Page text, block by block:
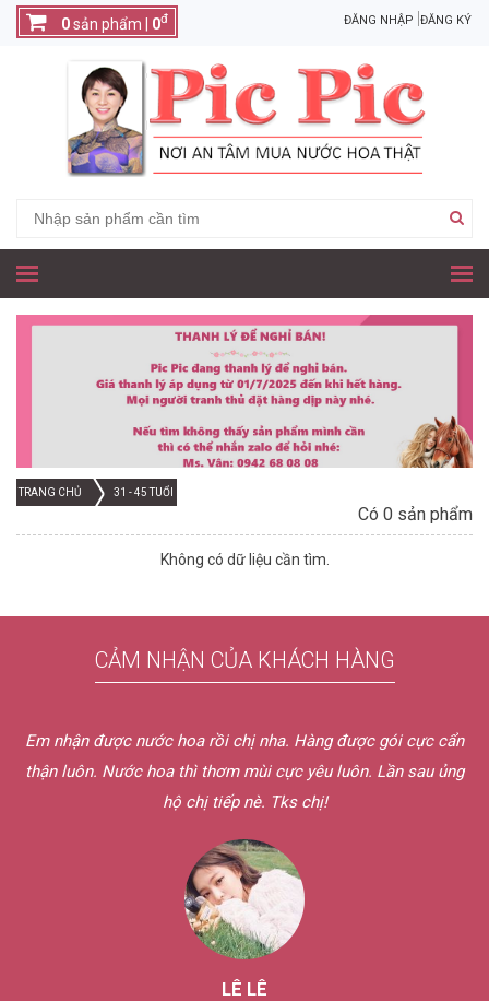
ĐĂNG NHẬP ĐĂNG KÝ
0sản phẩm | 0đ
TRANG CHỦ 31 - 45 TUỔI
Có 0 sản phẩm
Không có dữ liệu cần tìm.
CẢM NHẬN CỦA KHÁCH HÀNG
Em nhận được nước hoa rồi chị nha. Hàng được gói cực cẩn
thận luôn. Nước hoa thì thơm mùi cực yêu luôn. Lần sau ủng
hộ chị tiếp nè. Tks chị!
LÊ LÊ